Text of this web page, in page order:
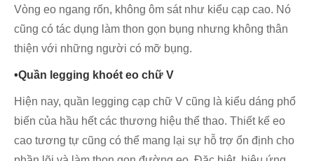
Vòng eo ngang rốn, không ôm sát như kiểu cạp cao. Nó
cũng có tác dụng làm thon gọn bụng nhưng không thân
thiện với những người có mỡ bụng.
•Quần legging khoét eo chữ V
Hiện nay, quần legging cạp chữ V cũng là kiểu dáng phổ
biến của hầu hết các thương hiệu thể thao. Thiết kế eo
cao tương tự cũng có thể mang lại sự hỗ trợ ổn định cho